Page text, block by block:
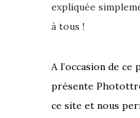
expliquée
à tous !
A l’occasion de
présente
ce site et nous